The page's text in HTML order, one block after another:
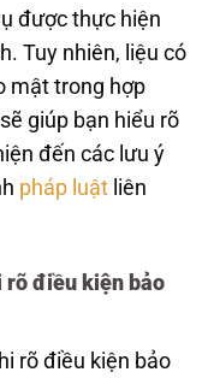
được thực hiện
Tuy nhiên, liệu có
mật trong hợp
giúp bạn hiểu rõ
đến các lưu ý
pháp luật liên
rõ điều kiện bảo
rõ điều kiện bảo